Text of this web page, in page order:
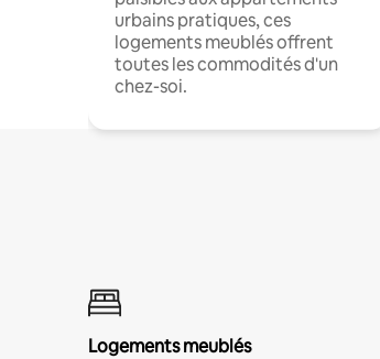
urbains pratiques, ces
logements meublés offrent
toutes les commodités d'un
chez-soi.
Logements meublés